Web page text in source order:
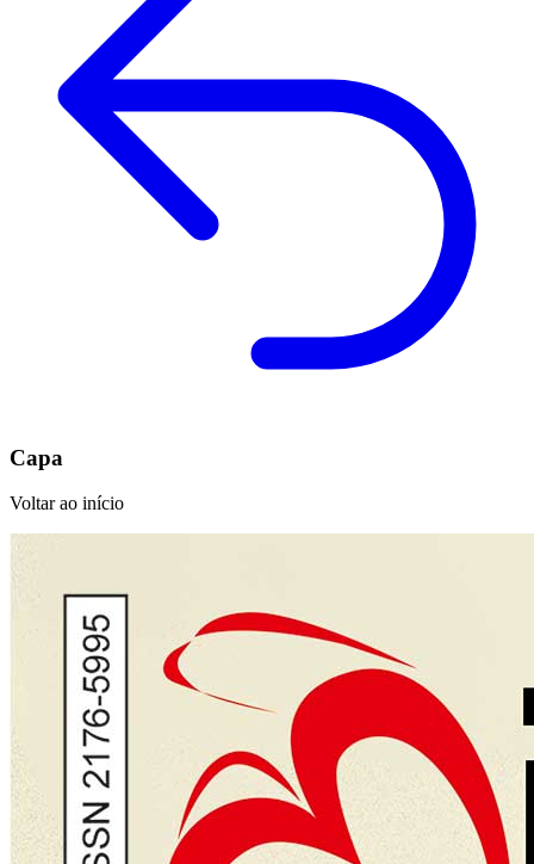
Capa
Voltar ao início